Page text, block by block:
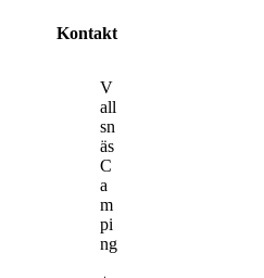
Kontakt
V
all
sn
äs
C
a
m
pi
ng